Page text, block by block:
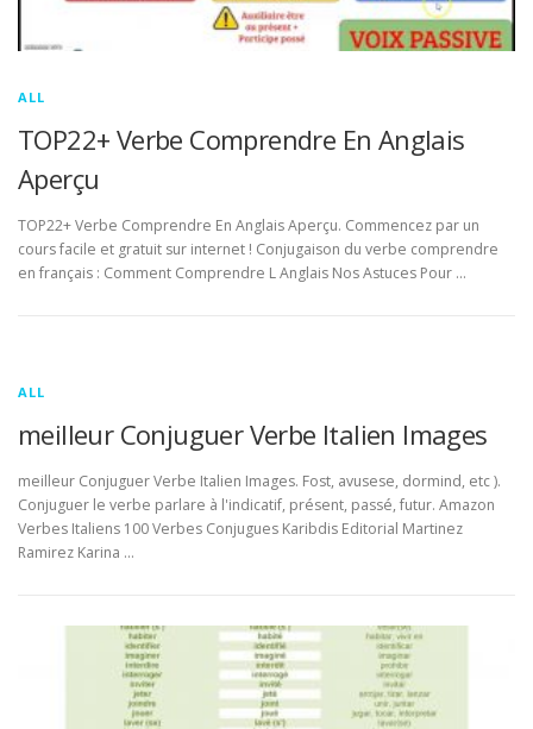
ALL
TOP22+ Verbe Comprendre En Anglais
Aperçu
TOP22+ Verbe Comprendre En Anglais Aperçu. Commencez par un
cours facile et gratuit sur internet ! Conjugaison du verbe comprendre
en français : Comment Comprendre L Anglais Nos Astuces Pour …
ALL
meilleur Conjuguer Verbe Italien Images
meilleur Conjuguer Verbe Italien Images. Fost, avusese, dormind, etc ).
Conjuguer le verbe parlare à l'indicatif, présent, passé, futur. Amazon
Verbes Italiens 100 Verbes Conjugues Karibdis Editorial Martinez
Ramirez Karina …